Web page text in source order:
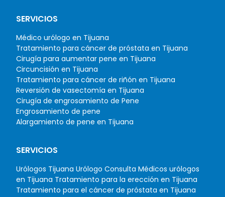
SERVICIOS
Médico urólogo en Tijuana
Tratamiento para cáncer de próstata en Tijuana
Cirugía para aumentar pene en Tijuana
Circuncisión en Tijuana
Tratamiento para cáncer de riñón en Tijuana
Reversión de vasectomía en Tijuana
Cirugía de engrosamiento de Pene
Engrosamiento de pene
Alargamiento de pene en Tijuana
SERVICIOS
Urólogos Tijuana Urólogo Consulta Médicos urólogos
en Tijuana Tratamiento para la erección en Tijuana
Tratamiento para el cáncer de próstata en Tijuana